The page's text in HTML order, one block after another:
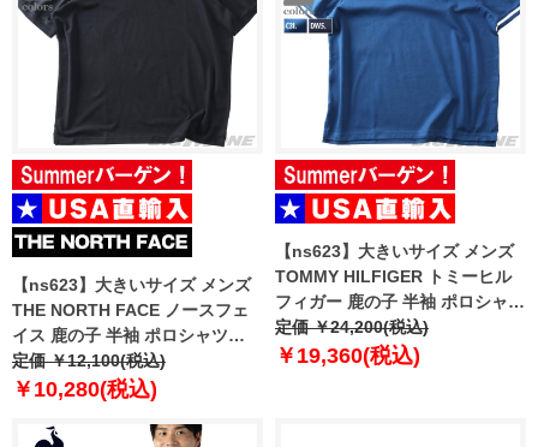
【ns623】大きいサイズ メンズ
THE NORTH FACE ノースフェ
イス 鹿の子 半袖 ポロシャツ
ESS RG POLO USA直輸入
nf0a8c1p-jk3
定価 ￥12,100(税込)
￥10,280(税込)
【ns623】大きいサイズ メンズ
TOMMY HILFIGER トミーヒル
フィガー 鹿の子 半袖 ポロシャツ
USA直輸入 mw0mw42769
定価 ￥24,200(税込)
￥19,360(税込)